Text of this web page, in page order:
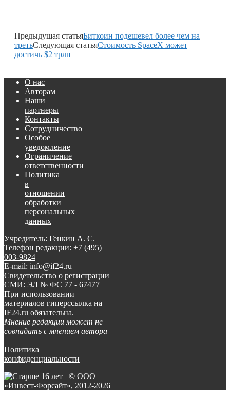
Предыдущая статьяБиткоин подешевел более чем на
третьСледующая статьяСтоимость SpaceX может
достичь $2 трлн
О нас
Авторам
Наши
партнеры
Контакты
Сотрудничество
Особое
уведомление
Ограничение
ответственности
Политика
в
отношении
обработки
персональных
данных
Учредитель: Генкин А. С.
Телефон редакции: +7 (495)
003-9824
E-mail: info@if24.ru
Свидетельство о регистрации
СМИ: ЭЛ № ФС 77 - 67477
При использовании
материалов гиперссылка на
IF24.ru обязательна.
Мнение редакции может не
совпадать с мнением автора
Политика
конфиденциальности
© ООО
«Инвест-Форсайт», 2012-2026